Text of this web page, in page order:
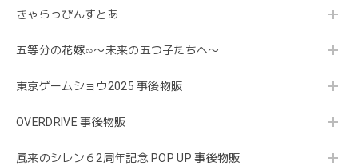
きゃらっぴんすとあ
五等分の花嫁∽〜未来の五つ子たちへ〜
東京ゲームショウ2025 事後物販
OVERDRIVE 事後物販
風来のシレン６2周年記念 POP UP 事後物販